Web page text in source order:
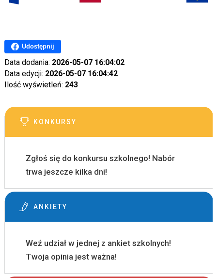
Udostępnij
Data dodania: 2026-05-07 16:04:02
Data edycji: 2026-05-07 16:04:42
Ilość wyświetleń: 243
KONKURSY
Zgłoś się do konkursu szkolnego! Nabór
trwa jeszcze kilka dni!
ANKIETY
Weź udział w jednej z ankiet szkolnych!
Twoja opinia jest ważna!